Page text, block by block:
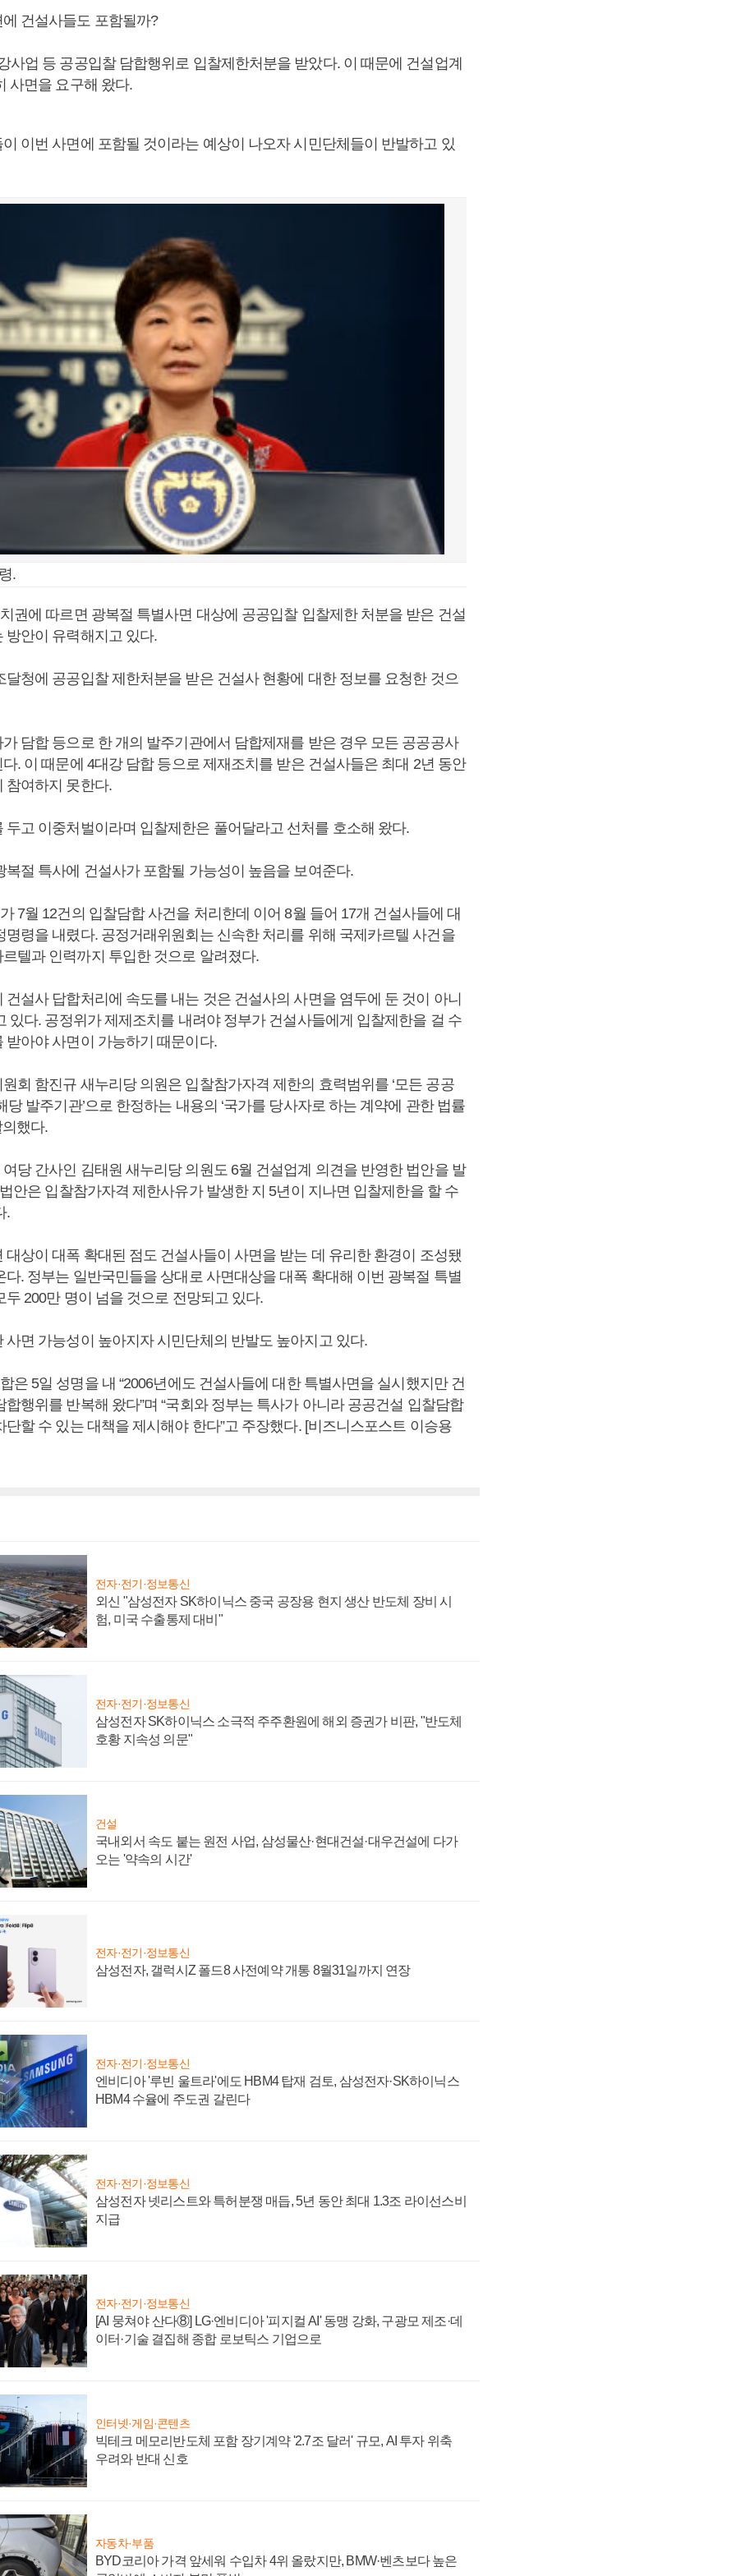
건설사들도 포함될까?
사업 등 공공입찰 담합행위로 입찰제한처분을 받았다. 이 때문에 건설업계
사면을 요구해 왔다.
이번 사면에 포함될 것이라는 예상이 나오자 시민단체들이 반발하고 있
.
권에 따르면 광복절 특별사면 대상에 공공입찰 입찰제한 처분을 받은 건설
방안이 유력해지고 있다.
달청에 공공입찰 제한처분을 받은 건설사 현황에 대한 정보를 요청한 것으
담합 등으로 한 개의 발주기관에서 담합제재를 받은 경우 모든 공공공사
. 이 때문에 4대강 담합 등으로 제재조치를 받은 건설사들은 최대 2년 동안
참여하지 못한다.
두고 이중처벌이라며 입찰제한은 풀어달라고 선처를 호소해 왔다.
복절 특사에 건설사가 포함될 가능성이 높음을 보여준다.
7월 12건의 입찰담합 사건을 처리한데 이어 8월 들어 17개 건설사들에 대
명령을 내렸다. 공정거래위원회는 신속한 처리를 위해 국제카르텔 사건을
텔과 인력까지 투입한 것으로 알려졌다.
건설사 답합처리에 속도를 내는 것은 건설사의 사면을 염두에 둔 것이 아니
있다. 공정위가 제제조치를 내려야 정부가 건설사들에게 입찰제한을 걸 수
받아야 사면이 가능하기 때문이다.
회 함진규 새누리당 의원은 입찰참가자격 제한의 효력범위를 ‘모든 공공
당 발주기관’으로 한정하는 내용의 ‘국가를 당사자로 하는 계약에 관한 법률
의했다.
당 간사인 김태원 새누리당 의원도 6월 건설업계 의견을 반영한 법안을 발
안은 입찰참가자격 제한사유가 발생한 지 5년이 지나면 입찰제한을 할 수
.
대상이 대폭 확대된 점도 건설사들이 사면을 받는 데 유리한 환경이 조성됐
다. 정부는 일반국민들을 상대로 사면대상을 대폭 확대해 이번 광복절 특별
두 200만 명이 넘을 것으로 전망되고 있다.
사면 가능성이 높아지자 시민단체의 반발도 높아지고 있다.
은 5일 성명을 내 “2006년에도 건설사들에 대한 특별사면을 실시했지만 건
합행위를 반복해 왔다”며 “국회와 정부는 특사가 아니라 공공건설 입찰담합
단할 수 있는 대책을 제시해야 한다”고 주장했다. [비즈니스포스트 이승용
전자·전기·정보통신
외신 "삼성전자 SK하이닉스 중국 공장용 현지 생산 반도체 장비 시
험, 미국 수출통제 대비"
전자·전기·정보통신
삼성전자 SK하이닉스 소극적 주주환원에 해외 증권가 비판, "반도체
호황 지속성 의문"
건설
국내외서 속도 붙는 원전 사업, 삼성물산·현대건설·대우건설에 다가
오는 '약속의 시간'
전자·전기·정보통신
삼성전자, 갤럭시Z 폴드8 사전예약 개통 8월31일까지 연장
전자·전기·정보통신
엔비디아 '루빈 울트라'에도 HBM4 탑재 검토, 삼성전자·SK하이닉스
HBM4 수율에 주도권 갈린다
전자·전기·정보통신
삼성전자 넷리스트와 특허분쟁 매듭, 5년 동안 최대 1.3조 라이선스비
지급
전자·전기·정보통신
[AI 뭉쳐야 산다⑧] LG·엔비디아 '피지컬 AI' 동맹 강화, 구광모 제조·데
이터·기술 결집해 종합 로보틱스 기업으로
인터넷·게임·콘텐츠
빅테크 메모리반도체 포함 장기계약 '2.7조 달러' 규모, AI 투자 위축
우려와 반대 신호
자동차·부품
BYD코리아 가격 앞세워 수입차 4위 올랐지만, BMW·벤츠보다 높은